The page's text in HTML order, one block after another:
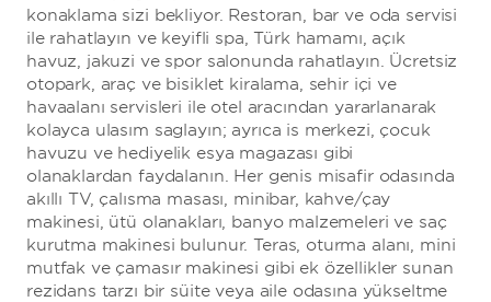
konaklama sizi bekliyor. Restoran, bar ve oda servisi
ile rahatlayın ve keyifli spa, Türk hamamı, açık
havuz, jakuzi ve spor salonunda rahatlayın. Ücretsiz
otopark, araç ve bisiklet kiralama, şehir içi ve
havaalanı servisleri ile otel aracından yararlanarak
kolayca ulaşım sağlayın; ayrıca iş merkezi, çocuk
havuzu ve hediyelik eşya mağazası gibi
olanaklardan faydalanın. Her geniş misafir odasında
akıllı TV, çalışma masası, minibar, kahve/çay
makinesi, ütü olanakları, banyo malzemeleri ve saç
kurutma makinesi bulunur. Teras, oturma alanı, mini
mutfak ve çamaşır makinesi gibi ek özellikler sunan
rezidans tarzı bir süite veya aile odasına yükseltme